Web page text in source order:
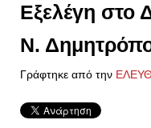
Εξελέγη στο
Ν.
Γράφτηκε από την